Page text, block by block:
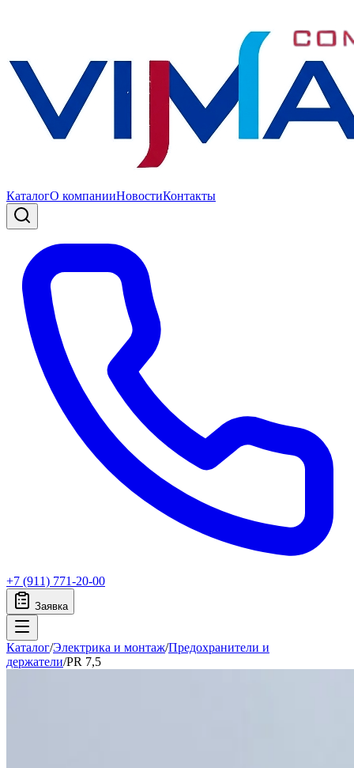
КаталогО компанииНовостиКонтакты
+7 (911) 771-20-00
Заявка
Каталог/Электрика и монтаж/Предохранители и
держатели/PR 7,5